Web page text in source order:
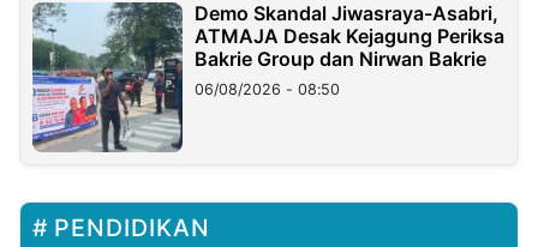
Demo Skandal Jiwasraya-Asabri,
ATMAJA Desak Kejagung Periksa
Bakrie Group dan Nirwan Bakrie
06/08/2026 - 08:50
PENDIDIKAN